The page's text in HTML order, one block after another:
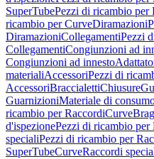
SuperTubePezzi di ricambio per
ricambio per CurveDiramazioni
DiramazioniCollegamentiPezzi
CollegamentiCongiunzioni ad
Congiunzioni ad innesto
materialiAccessoriPezzi di
AccessoriBraccialettiChiusure
GuarnizioniMateriale di
ricambio per RaccordiCurve
d'ispezionePezzi di ricambio per
specialiPezzi di ricambio per
SuperTubeCurveRaccordi